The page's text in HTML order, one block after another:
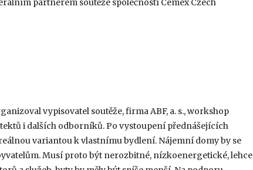
partnerem soutěže společností Cemex Czech
vypisovatel soutěže, firma ABF, a. s., workshop
i dalších odborníků. Po vystoupení přednášejících
variantou k vlastnímu bydlení. Nájemní domy by se
Musí proto být nerozbitné, nízkoenergetické, lehce